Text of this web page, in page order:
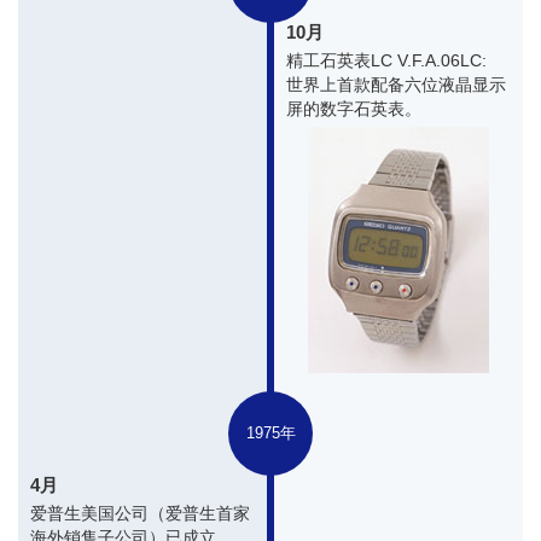
10月
精工石英表LC V.F.A.06LC:
世界上首款配备六位液晶显示
屏的数字石英表。
1975年
4月
爱普生美国公司（爱普生首家
海外销售子公司）已成立。